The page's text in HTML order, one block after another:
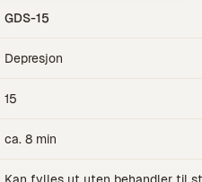
GDS-15
Depresjon
15
ca. 8 min
Kan fylles ut uten behandler til